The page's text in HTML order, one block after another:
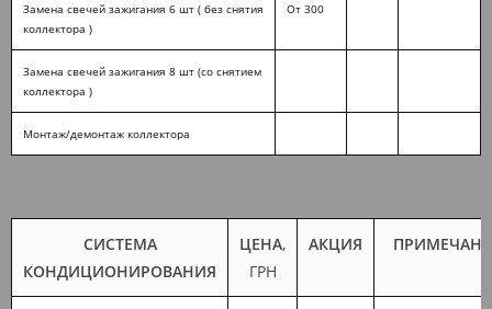
Замена свечей зажигания 6 шт ( без снятия
коллектора )
От 300
Замена свечей зажигания 8 шт (со снятием
коллектора )
Монтаж/демонтаж коллектора
СИСТЕМА
КОНДИЦИОНИРОВАНИЯ
ЦЕНА,
ГРН
АКЦИЯ